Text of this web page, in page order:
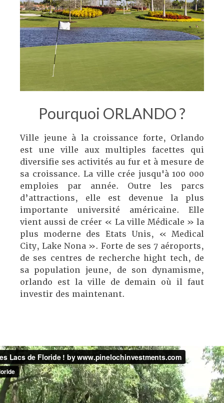
Pourquoi ORLANDO ?
Ville jeune à la croissance forte, Orlando
est une ville aux multiples facettes qui
diversifie ses activités au fur et à mesure de
sa croissance. La ville crée jusqu'à 100 000
emploies par année. Outre les parcs
d’attractions, elle est devenue la plus
importante université américaine. Elle
vient aussi de créer « La ville Médicale » la
plus moderne des Etats Unis, « Medical
City, Lake Nona ». Forte de ses 7 aéroports,
de ses centres de recherche hight tech, de
sa population jeune, de son dynamisme,
orlando est la ville de demain où il faut
investir des maintenant.